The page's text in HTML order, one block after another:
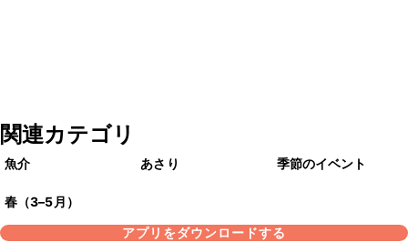
関連カテゴリ
魚介 あさり 季節のイベント
春（3–5月）
アプリをダウンロードする